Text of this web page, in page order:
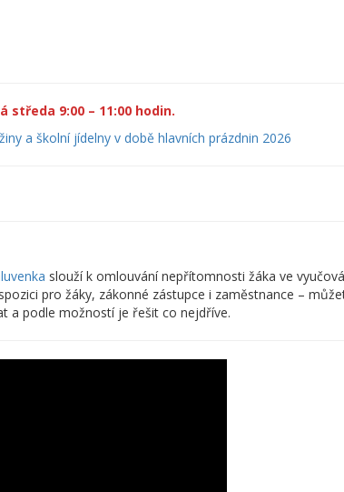
středa 9:00 – 11:00 hodin.
a školní jídelny v době hlavních prázdnin 2026
slouží k omlouvání nepřítomnosti žáka ve
pro žáky, zákonné zástupce i zaměstnance –
a podle možností je řešit co nejdříve.